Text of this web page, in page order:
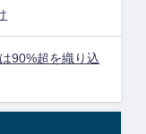
90%超を織り込